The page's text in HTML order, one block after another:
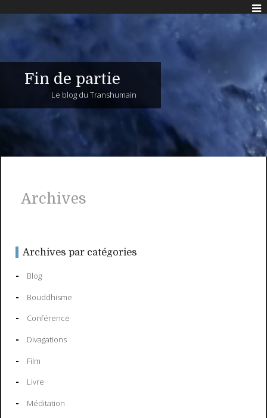
Fin de partie
Le blog du Transhumain
Archives
Archives par catégories
Blog
Bouddhisme
Conférence
Divagations
Film
Livre
Méditation